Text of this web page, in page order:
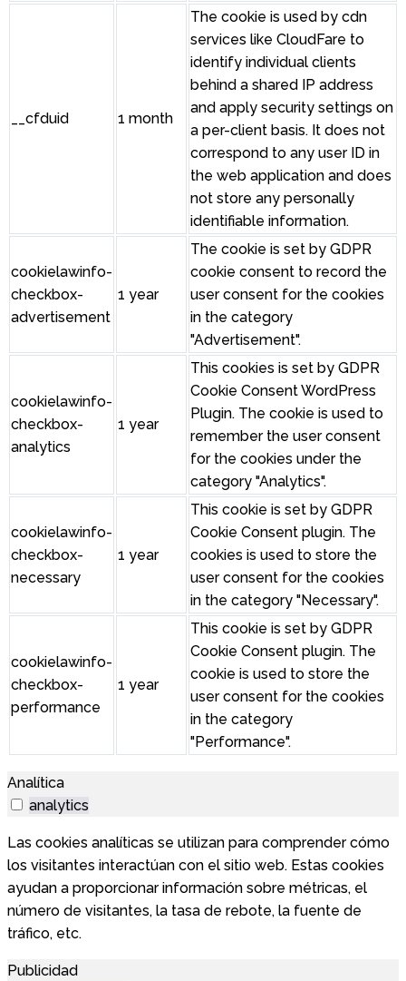
__cfduid 1 month
The cookie is used by cdn
services like CloudFare to
identify individual clients
behind a shared IP address
and apply security settings on
a per-client basis. It does not
correspond to any user ID in
the web application and does
not store any personally
identifiable information.
cookielawinfo-
checkbox-
advertisement
1 year
The cookie is set by GDPR
cookie consent to record the
user consent for the cookies
in the category
"Advertisement".
cookielawinfo-
checkbox-
analytics
1 year
This cookies is set by GDPR
Cookie Consent WordPress
Plugin. The cookie is used to
remember the user consent
for the cookies under the
category "Analytics".
cookielawinfo-
checkbox-
necessary
1 year
This cookie is set by GDPR
Cookie Consent plugin. The
cookies is used to store the
user consent for the cookies
in the category "Necessary".
cookielawinfo-
checkbox-
performance
1 year
This cookie is set by GDPR
Cookie Consent plugin. The
cookie is used to store the
user consent for the cookies
in the category
"Performance".
Analítica
analytics
Las cookies analíticas se utilizan para comprender cómo
los visitantes interactúan con el sitio web. Estas cookies
ayudan a proporcionar información sobre métricas, el
número de visitantes, la tasa de rebote, la fuente de
tráfico, etc.
Publicidad